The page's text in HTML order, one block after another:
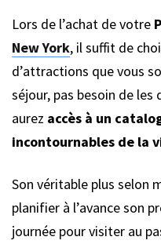
Lors de l’achat de votre
New York, il suffit de
d’attractions que vous
séjour, pas besoin de les
aurez accès à un
incontournables de la
Son véritable plus selon
planifier à l’avance son
journée pour visiter au